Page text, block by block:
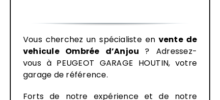
Vous cherchez un spécialiste en vente de
vehicule Ombrée d’Anjou? Adressez-
vous à PEUGEOT GARAGE HOUTIN, votre
garage de référence.
Forts de notre expérience et de notre